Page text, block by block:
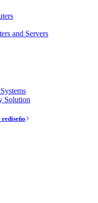
and Servers
Solution
rediseño